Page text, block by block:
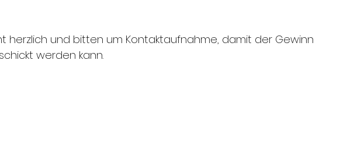
herzlich und bitten um Kontaktaufnahme, damit der Gewinn
werden kann.